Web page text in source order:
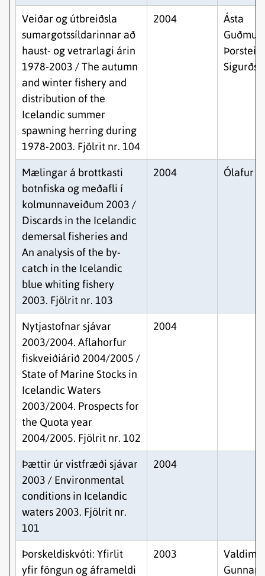
Veiðar og útbreiðsla
sumargotssíldarinnar að
haust- og vetrarlagi árin
1978-2003 / The autumn
and winter fishery and
distribution of the
Icelandic summer
spawning herring during
1978-2003. Fjölrit nr. 104
2004
Ásta
Mælingar á brottkasti
botnfiska og meðafli í
kolmunnaveiðum 2003 /
Discards in the Icelandic
demersal fisheries and
An analysis of the by-
catch in the Icelandic
blue whiting fishery
2003. Fjölrit nr. 103
2004 Ólafur
Nytjastofnar sjávar
2003/2004. Aflahorfur
fiskveiðiárið 2004/2005 /
State of Marine Stocks in
Icelandic Waters
2003/2004. Prospects for
the Quota year
2004/2005. Fjölrit nr. 102
2004
Þættir úr vistfræði sjávar
2003 / Environmental
conditions in Icelandic
waters 2003. Fjölrit nr.
101
2004
Þorskeldiskvóti: Yfirlit
yfir föngun og áframeldi
2003